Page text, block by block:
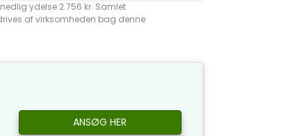
ydelse 2.756 kr. Samlet
af virksomheden bag denne
ANSØG HER